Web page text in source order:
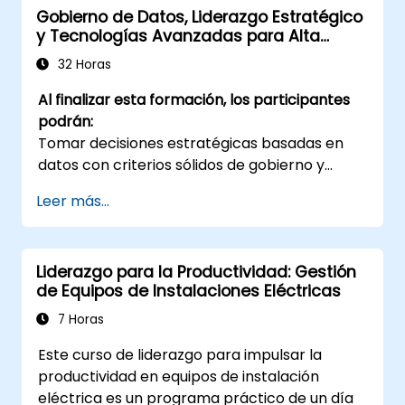
Gobierno de Datos, Liderazgo Estratégico
y Tecnologías Avanzadas para Alta
Dirección
32 Horas
Al finalizar esta formación, los participantes
podrán:
Tomar decisiones estratégicas basadas en
datos con criterios sólidos de gobierno y
Diseñar e impulsar una estrategia de datos
alineada al negocio.
Evaluar oportunidades reales de Inteligencia
Artificial y analítica avanzada.
Liderar culturalmente la transformación
digital en sus unidades.
Leer más...
Liderazgo para la Productividad: Gestión
de Equipos de Instalaciones Eléctricas
7 Horas
Este curso de liderazgo para impulsar la
productividad en equipos de instalación
eléctrica es un programa práctico de un día